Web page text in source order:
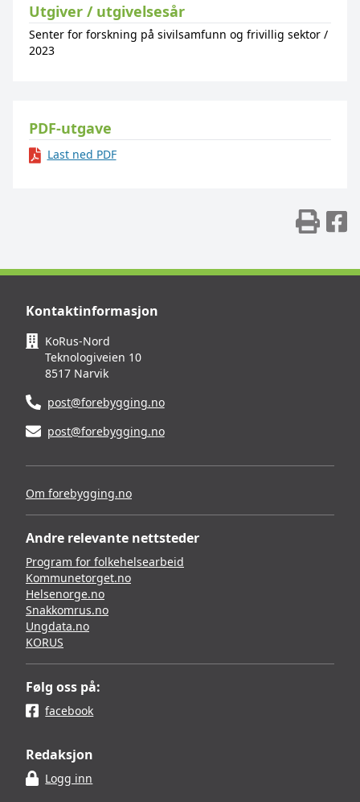
Utgiver / utgivelsesår
Senter for forskning på sivilsamfunn og frivillig sektor /
2023
PDF-utgave
Last ned PDF
Kontaktinformasjon
KoRus-Nord
Teknologiveien 10
8517 Narvik
post@forebygging.no
post@forebygging.no
Om forebygging.no
Andre relevante nettsteder
Program for folkehelsearbeid
Kommunetorget.no
Helsenorge.no
Snakkomrus.no
Ungdata.no
KORUS
Følg oss på:
facebook
Redaksjon
Logg inn